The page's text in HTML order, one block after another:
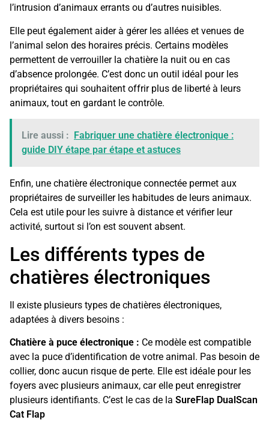
l’intrusion d’animaux errants ou d’autres nuisibles.
Elle peut également aider à gérer les allées et venues de
l’animal selon des horaires précis. Certains modèles
permettent de verrouiller la chatière la nuit ou en cas
d’absence prolongée. C’est donc un outil idéal pour les
propriétaires qui souhaitent offrir plus de liberté à leurs
animaux, tout en gardant le contrôle.
Lire aussi :
Fabriquer une chatière électronique :
guide DIY étape par étape et astuces
Enfin, une chatière électronique connectée permet aux
propriétaires de surveiller les habitudes de leurs animaux.
Cela est utile pour les suivre à distance et vérifier leur
activité, surtout si l’on est souvent absent.
Les différents types de
chatières électroniques
Il existe plusieurs types de chatières électroniques,
adaptées à divers besoins :
Chatière à puce électronique : Ce modèle est compatible
avec la puce d’identification de votre animal. Pas besoin de
collier, donc aucun risque de perte. Elle est idéale pour les
foyers avec plusieurs animaux, car elle peut enregistrer
plusieurs identifiants. C’est le cas de la SureFlap DualScan
Cat Flap